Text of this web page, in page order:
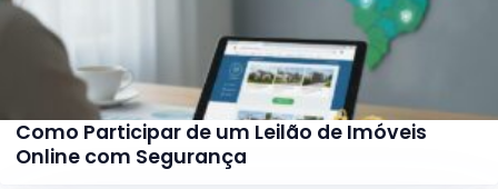
Como Participar de um Leilão de Imóveis
Online com Segurança